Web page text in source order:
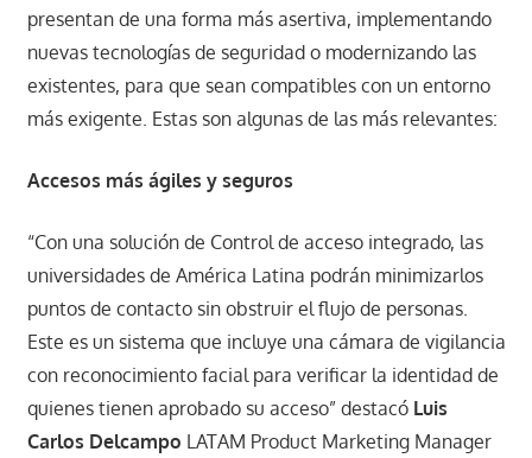
presentan de una forma más asertiva, implementando
nuevas tecnologías de seguridad o modernizando las
existentes, para que sean compatibles con un entorno
más exigente. Estas son algunas de las más relevantes:
Accesos más ágiles y seguros
“Con una solución de Control de acceso integrado, las
universidades de América Latina podrán minimizarlos
puntos de contacto sin obstruir el flujo de personas.
Este es un sistema que incluye una cámara de vigilancia
con reconocimiento facial para verificar la identidad de
quienes tienen aprobado su acceso” destacó Luis
Carlos Delcampo LATAM Product Marketing Manager